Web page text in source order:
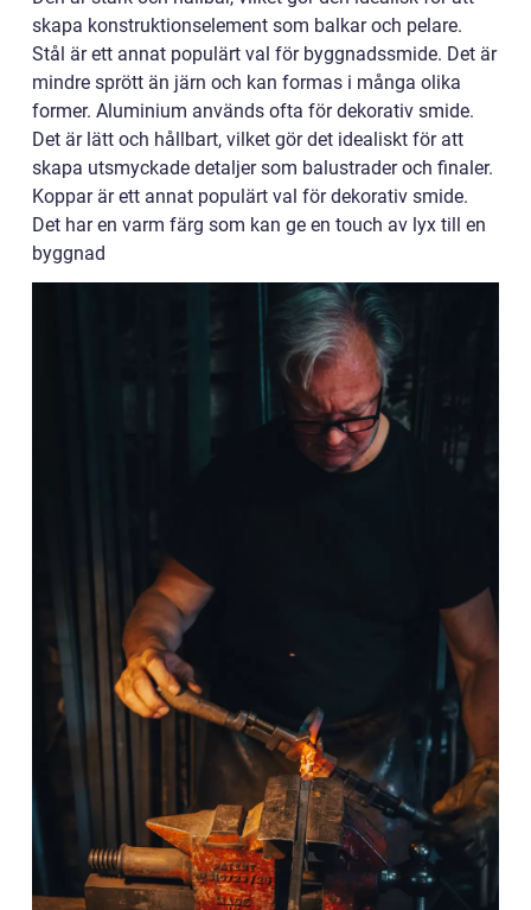
skapa konstruktionselement som balkar och pelare.
Stål är ett annat populärt val för byggnadssmide. Det är
mindre sprött än järn och kan formas i många olika
former. Aluminium används ofta för dekorativ smide.
Det är lätt och hållbart, vilket gör det idealiskt för att
skapa utsmyckade detaljer som balustrader och finaler.
Koppar är ett annat populärt val för dekorativ smide.
Det har en varm färg som kan ge en touch av lyx till en
byggnad